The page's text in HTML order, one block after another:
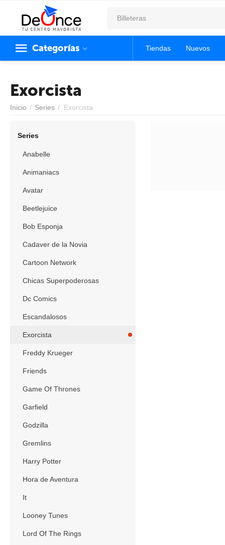
Categorías Tiendas Nuevos
Exorcista
Inicio / Series / Exorcista
Series
Anabelle
Animaniacs
Avatar
Beetlejuice
Bob Esponja
Cadaver de la Novia
Cartoon Network
Chicas Superpoderosas
Dc Comics
Escandalosos
Exorcista
Freddy Krueger
Friends
Game Of Thrones
Garfield
Godzilla
Gremlins
Harry Potter
Hora de Aventura
It
Looney Tunes
Lord Of The Rings